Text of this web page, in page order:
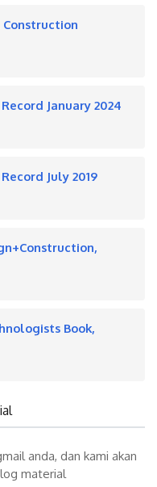
January 2024
July 2019
Book,
anda, dan kami akan
material